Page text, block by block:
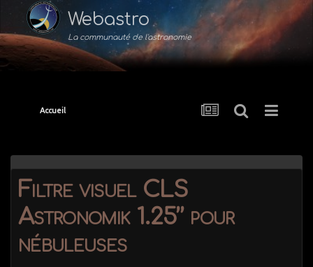
Webastro
La communauté de l'astronomie
Accueil
Filtre visuel CLS
Astronomik 1.25’’ pour
nébuleuses